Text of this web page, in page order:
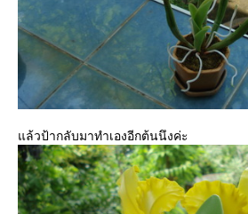
ล้วป้ากลับมาทำเองอีกต้นนึงค่ะ